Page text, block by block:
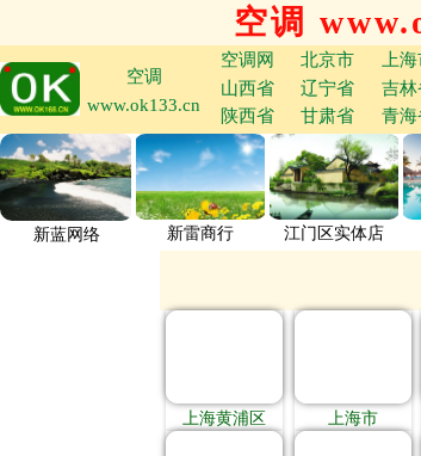
空调
空调
www.ok133.cn
空调网 北京市 上海
山西省
辽宁省 吉林
陕西省
甘肃省 青海
新蓝网络 新雷商行 江门区实体店
上海黄浦区 上海市